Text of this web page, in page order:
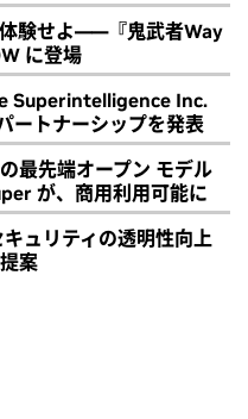
験せよ――『鬼武者Way
に登場
Superintelligence Inc.
ートナーシップを発表
最先端オープン モデル
が、商用利用可能に
ュリティの透明性向上
案